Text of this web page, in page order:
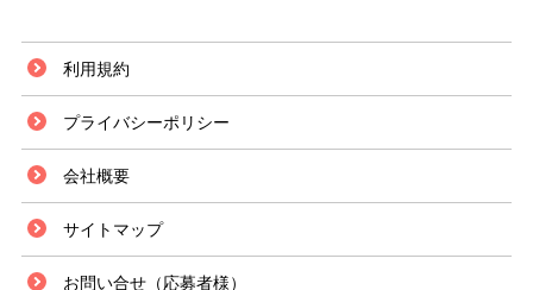
利用規約
プライバシーポリシー
会社概要
サイトマップ
お問い合せ（応募者様）